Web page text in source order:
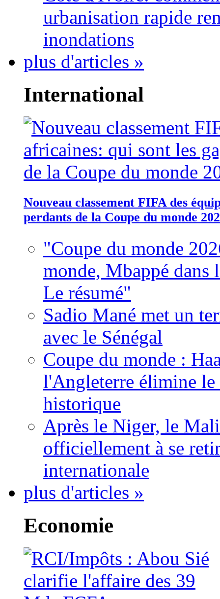
urbanisation rapide
inondations
plus d'articles »
International
Nouveau classement FIFA des
perdants de la Coupe du monde
"Coupe du monde
monde, Mbappé dans
Le résumé"
Sadio Mané met un
avec le Sénégal
Coupe du monde :
l'Angleterre élimine
historique
Après le Niger, le
officiellement à se
internationale
plus d'articles »
Economie